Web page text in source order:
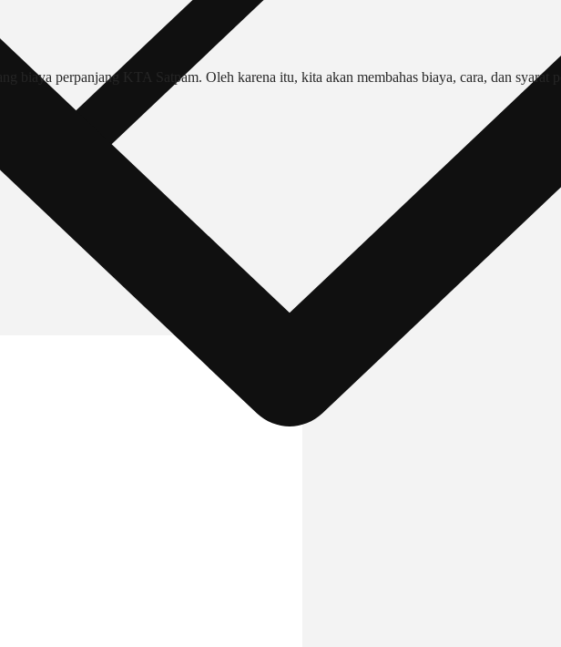
biaya perpanjang KTA Satpam. Oleh karena itu, kita akan membahas biaya, cara, dan syarat